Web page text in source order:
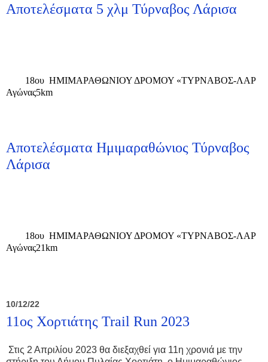
Αποτελέσματα 5 χλμ Τύρναβος Λάρισα
18ου HMIMAΡΑΘΩΝΙΟΥ ΔΡΟΜΟΥ «ΤΥΡΝΑΒΟΣ-ΛΑΡ
Αγώνας5km
Αποτελέσματα Ημιμαραθώνιος Τύρναβος
Λάρισα
18ου HMIMAΡΑΘΩΝΙΟΥ ΔΡΟΜΟΥ «ΤΥΡΝΑΒΟΣ-ΛΑΡ
Αγώνας21km
10/12/22
11ος Χορτιάτης Trail Run 2023
Στις 2 Απριλίου 2023 θα διεξαχθεί για 11η χρονιά με την